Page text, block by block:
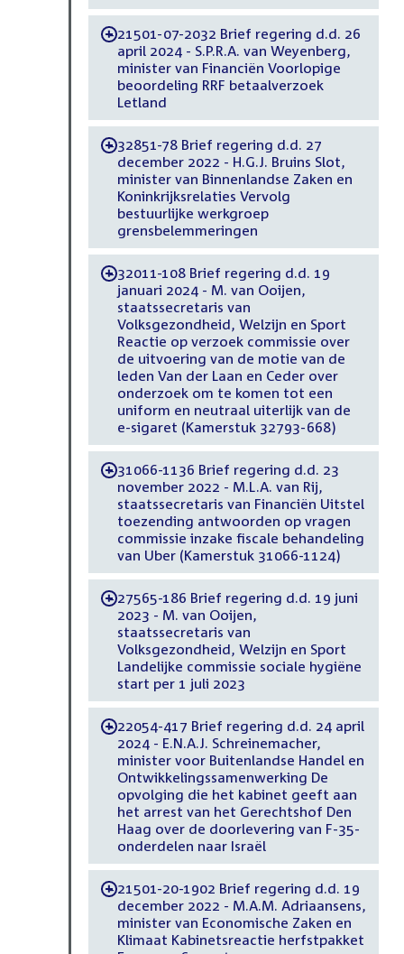
-21501-07-2032 Brief regering d.d. 26
april 2024 - S.P.R.A. van Weyenberg,
minister van Financiën Voorlopige
beoordeling RRF betaalverzoek
Letland
-32851-78 Brief regering d.d. 27
december 2022 - H.G.J. Bruins Slot,
minister van Binnenlandse Zaken en
Koninkrijksrelaties Vervolg
bestuurlijke werkgroep
grensbelemmeringen
-32011-108 Brief regering d.d. 19
januari 2024 - M. van Ooijen,
staatssecretaris van
Volksgezondheid, Welzijn en Sport
Reactie op verzoek commissie over
de uitvoering van de motie van de
leden Van der Laan en Ceder over
onderzoek om te komen tot een
uniform en neutraal uiterlijk van de
e-sigaret (Kamerstuk 32793-668)
-31066-1136 Brief regering d.d. 23
november 2022 - M.L.A. van Rij,
staatssecretaris van Financiën Uitstel
toezending antwoorden op vragen
commissie inzake fiscale behandeling
van Uber (Kamerstuk 31066-1124)
-27565-186 Brief regering d.d. 19 juni
2023 - M. van Ooijen,
staatssecretaris van
Volksgezondheid, Welzijn en Sport
Landelijke commissie sociale hygiëne
start per 1 juli 2023
-22054-417 Brief regering d.d. 24 april
2024 - E.N.A.J. Schreinemacher,
minister voor Buitenlandse Handel en
Ontwikkelingssamenwerking De
opvolging die het kabinet geeft aan
het arrest van het Gerechtshof Den
Haag over de doorlevering van F-35-
onderdelen naar Israël
-21501-20-1902 Brief regering d.d. 19
december 2022 - M.A.M. Adriaansens,
minister van Economische Zaken en
Klimaat Kabinetsreactie herfstpakket